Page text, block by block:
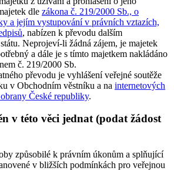
dle zákona č. 219/2000 Sb., o
a jejím vystupování v právních vztazích,
, nabízen k převodu dalším
Neprojeví-li žádná zájem, je majetek
a dále je s tímto majetkem nakládáno
č. 219/2000 Sb.
převodu je vyhlášení veřejné soutěže
v Obchodním věstníku a na internetových
České republiky.
v této věci jednat (podat žádost
způsobilé k právním úkonům a splňující
v bližších podmínkách pro veřejnou